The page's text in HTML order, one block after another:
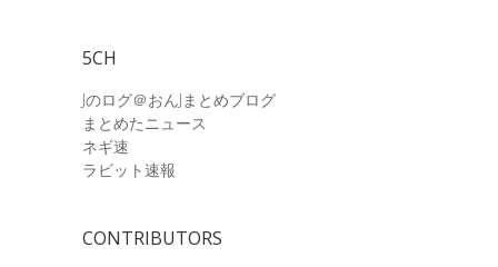
5CH
Jのログ＠おんJまとめブログ
まとめたニュース
ネギ速
ラビット速報
CONTRIBUTORS